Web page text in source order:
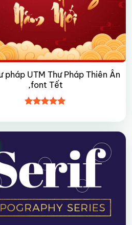
pháp UTM Thư Pháp Thiên Ân
,font Tết
hạng55